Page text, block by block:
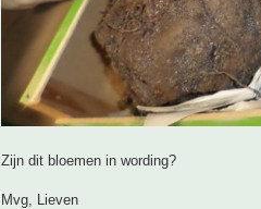
Zijn dit bloemen in wording?
Mvg, Lieven